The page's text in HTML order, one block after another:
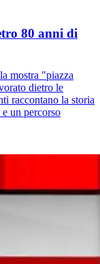
80 anni di
mostra "piazza
dietro le
raccontano la storia
un percorso